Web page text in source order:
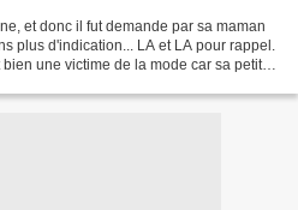
et donc il fut demande par sa maman
plus d'indication... LA et LA pour rappel.
une victime de la mode car sa petite